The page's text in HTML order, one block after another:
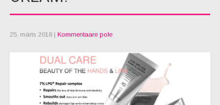
25. märts 2018 | Kommentaare pole